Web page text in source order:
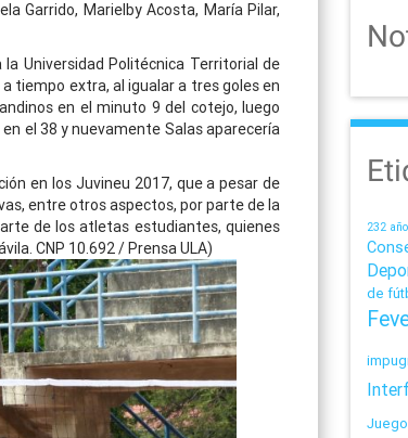
Garrido, Marielby Acosta, María Pilar,
Universidad Politécnica Territorial de
tiempo extra, al igualar a tres goles en
en el minuto 9 del cotejo, luego
el 38 y nuevamente Salas aparecería
en los Juvineu 2017, que a pesar de
entre otros aspectos, por parte de la
de los atletas estudiantes, quienes
CNP 10.692 / Prensa ULA)
232
de